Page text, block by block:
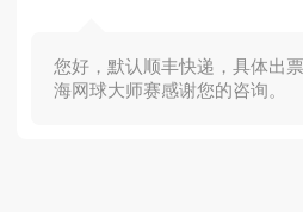
您好，默认顺丰快递，具体出
海网球大师赛感谢您的咨询。